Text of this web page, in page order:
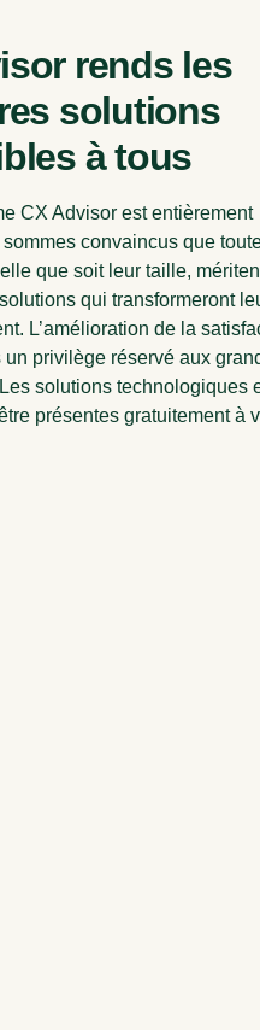
rends les
solutions
à tous
CX Advisor est entièrement
sommes convaincus que
que soit leur taille,
qui transformeront
L’amélioration de la
un privilège réservé aux
solutions technologiques
présentes gratuitement à